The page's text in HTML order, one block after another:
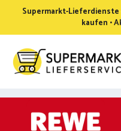
springen
Supermarkt-
kaufen •